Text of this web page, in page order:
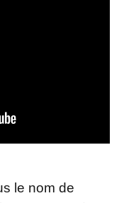
le nom de